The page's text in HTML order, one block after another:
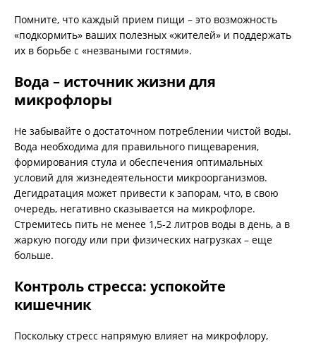
Помните, что каждый прием пищи – это возможность
«подкормить» ваших полезных «жителей» и поддержать
их в борьбе с «незваными гостями».
Вода – источник жизни для
микрофлоры
Не забывайте о достаточном потреблении чистой воды.
Вода необходима для правильного пищеварения,
формирования стула и обеспечения оптимальных
условий для жизнедеятельности микроорганизмов.
Дегидратация может привести к запорам, что, в свою
очередь, негативно сказывается на микрофлоре.
Стремитесь пить не менее 1,5-2 литров воды в день, а в
жаркую погоду или при физических нагрузках – еще
больше.
Контроль стресса: успокойте
кишечник
Поскольку стресс напрямую влияет на микрофлору,